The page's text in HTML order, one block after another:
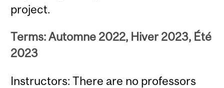
project.
Terms: Automne 2022, Hiver 2023, Été
2023
Instructors: There are no professors